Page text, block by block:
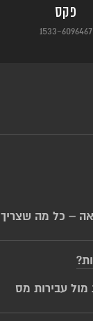
פקס
1533-6096467
– כל מה שצריך
מול עבירות מס